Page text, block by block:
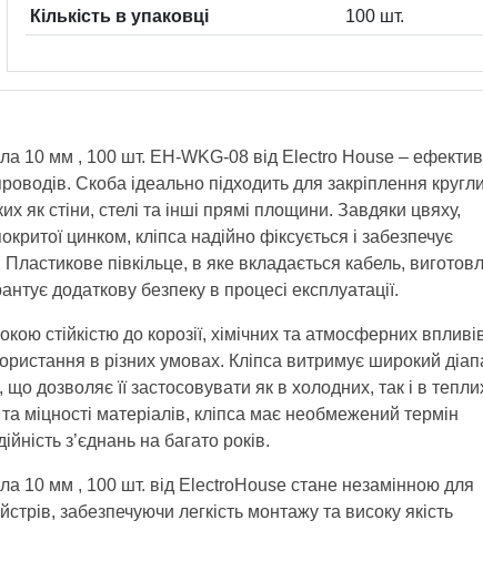
Кількість в упаковці
100 шт.
10 мм , 100 шт. EH-WKG-08 від Electro House –
Скоба ідеально підходить для закріплення
як стіни, стелі та інші прямі площини. Завдяки цвяху,
цинком, кліпса надійно фіксується і забезпечує
півкільце, в яке вкладається кабель,
додаткову безпеку в процесі експлуатації.
стійкістю до корозії, хімічних та атмосферних
в різних умовах. Кліпса витримує широкий
дозволяє її застосовувати як в холодних, так і в
міцності матеріалів, кліпса має необмежений термін
з’єднань на багато років.
10 мм , 100 шт. від ElectroHouse стане незамінною для
забезпечуючи легкість монтажу та високу якість